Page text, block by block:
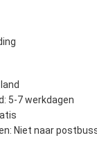
5-7 werkdagen
Niet naar